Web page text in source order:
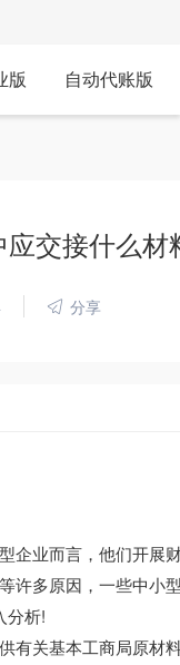
版 自动代账版
交接什么材
分享
企业而言，他们开
许多原因，一些中
分析!
有关基本工商局原